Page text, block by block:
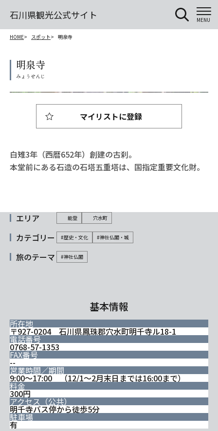
石川県観光公式サイト MENU
HOME スポット 明泉寺
明泉寺
白雉3年（西暦652年）創建の古刹。
本堂前にある石造の石塔五重塔は、国指定重要文化財。
マイリストに登録
エリア 能登 穴水町
カテゴリー #歴史・文化 #神社仏閣・城
旅のテーマ #神社仏閣
基本情報
所在地
〒927-0204 石川県鳳珠郡穴水町明千寺ル18-1
電話番号
0768-57-1353
FAX番号
--
営業時間／期間
9:00～17:00 （12/1～2月末日までは16:00まで）
料金
300円
アクセス（公共）
明千寺バス停から徒歩5分
駐車場
有